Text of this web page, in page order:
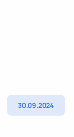
30.09.2024